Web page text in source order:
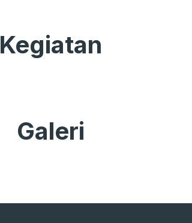
Kegiatan
Galeri